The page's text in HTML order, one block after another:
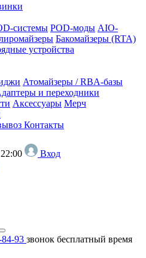
системы POD-моды AIO-
Бакомайзеры (RTA)
устройства
Атомайзеры / RBA-базы
и переходники
Аксессуары Мерч
Контакты
Вход
93 звонок бесплатный время